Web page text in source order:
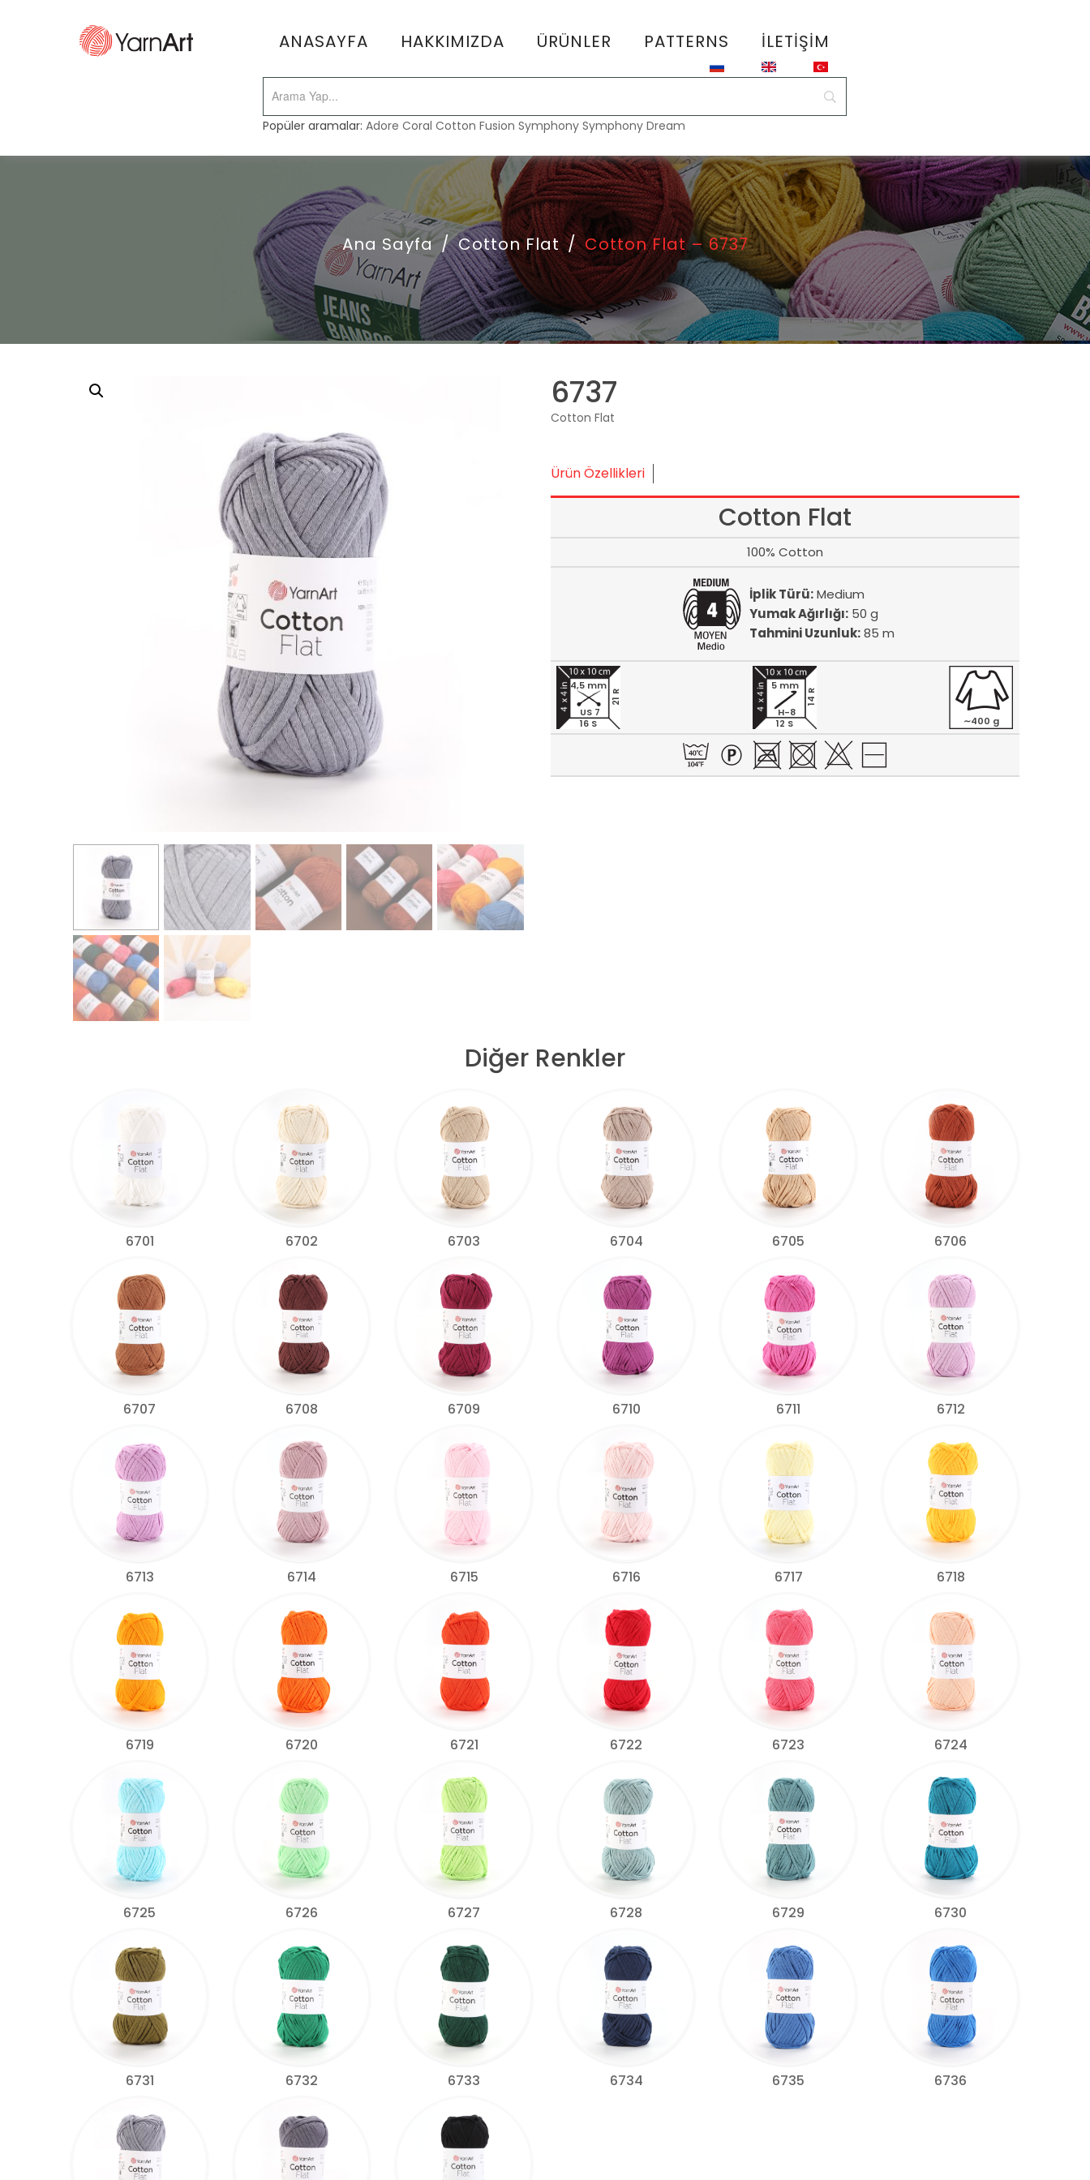
ANASAYFA HAKKIMIZDA ÜRÜNLER PATTERNS İLETIŞIM
Popüler aramalar:Adore Coral Cotton Fusion Symphony Symphony Dream
Ana Sayfa / Cotton Flat / Cotton Flat – 6737
6737
Cotton Flat
Ürün Özellikleri
Cotton Flat
100% Cotton
İplik Türü:Medium
Yumak Ağırlığı: 50 g
Tahmini Uzunluk:85 m
16 S
21 R
4,5 mm
US 7
12 S
14 R
5 mm
H-8
∼400 g
Diğer Renkler
6701 6702 6703 6704 6705 6706
6707 6708 6709 6710 6711 6712
6713 6714 6715 6716 6717 6718
6719 6720 6721 6722 6723 6724
6725 6726 6727 6728 6729 6730
6731 6732 6733 6734 6735 6736